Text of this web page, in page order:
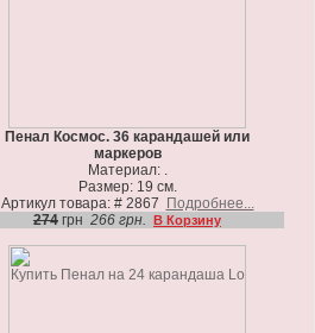
Пенал Космос. 36 карандашей или
маркеров
Материал: .
Размер: 19 см.
Артикул товара: # 2867
Подробнее...
274 грн 266 грн. В Корзину